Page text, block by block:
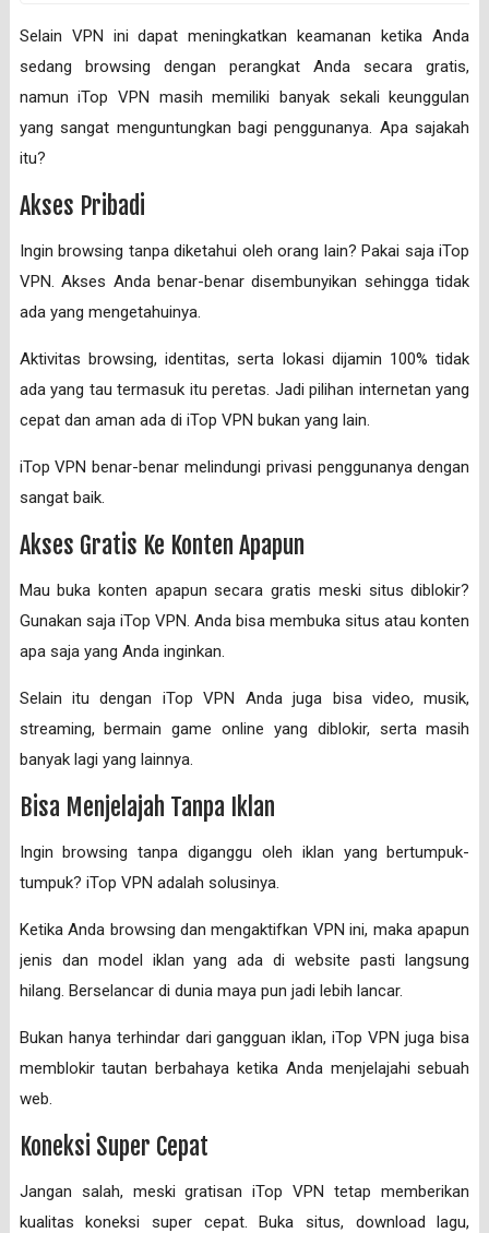
Selain VPN ini dapat meningkatkan keamanan ketika Anda
sedang browsing dengan perangkat Anda secara gratis,
namun iTop VPN masih memiliki banyak sekali keunggulan
yang sangat menguntungkan bagi penggunanya. Apa sajakah
itu?
Akses Pribadi
Ingin browsing tanpa diketahui oleh orang lain? Pakai saja iTop
VPN. Akses Anda benar-benar disembunyikan sehingga tidak
ada yang mengetahuinya.
Aktivitas browsing, identitas, serta lokasi dijamin 100% tidak
ada yang tau termasuk itu peretas. Jadi pilihan internetan yang
cepat dan aman ada di iTop VPN bukan yang lain.
iTop VPN benar-benar melindungi privasi penggunanya dengan
sangat baik.
Akses Gratis Ke Konten Apapun
Mau buka konten apapun secara gratis meski situs diblokir?
Gunakan saja iTop VPN. Anda bisa membuka situs atau konten
apa saja yang Anda inginkan.
Selain itu dengan iTop VPN Anda juga bisa video, musik,
streaming, bermain game online yang diblokir, serta masih
banyak lagi yang lainnya.
Bisa Menjelajah Tanpa Iklan
Ingin browsing tanpa diganggu oleh iklan yang bertumpuk-
tumpuk? iTop VPN adalah solusinya.
Ketika Anda browsing dan mengaktifkan VPN ini, maka apapun
jenis dan model iklan yang ada di website pasti langsung
hilang. Berselancar di dunia maya pun jadi lebih lancar.
Bukan hanya terhindar dari gangguan iklan, iTop VPN juga bisa
memblokir tautan berbahaya ketika Anda menjelajahi sebuah
web.
Koneksi Super Cepat
Jangan salah, meski gratisan iTop VPN tetap memberikan
kualitas koneksi super cepat. Buka situs, download lagu,